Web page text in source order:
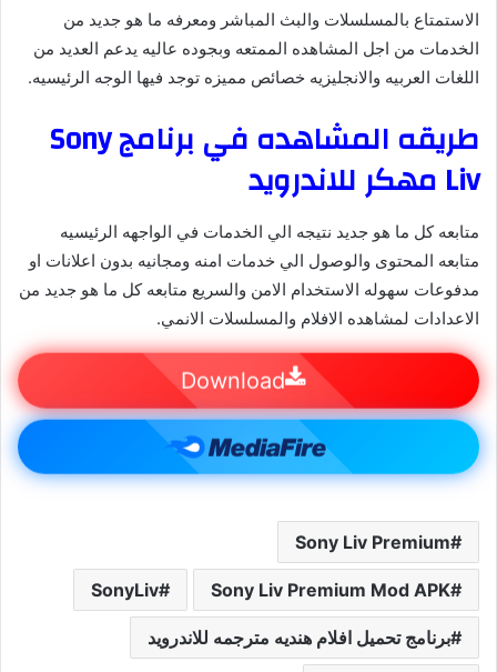
الاستمتاع بالمسلسلات والبث المباشر ومعرفه ما هو جديد من
الخدمات من اجل المشاهده الممتعه وبجوده عاليه يدعم العديد من
اللغات العربيه والانجليزيه خصائص مميزه توجد فيها الوجه الرئيسيه.
طريقه المشاهده في برنامج Sony
Liv مهكر للاندرويد
متابعه كل ما هو جديد نتيجه الي الخدمات في الواجهه الرئيسيه
متابعه المحتوى والوصول الي خدمات امنه ومجانيه بدون اعلانات او
مدفوعات سهوله الاستخدام الامن والسريع متابعه كل ما هو جديد من
الاعدادات لمشاهده الافلام والمسلسلات الانمي.
Download
Sony Liv Premium
Sony Liv Premium Mod APK
SonyLiv
برنامج تحميل افلام هنديه مترجمه للاندرويد